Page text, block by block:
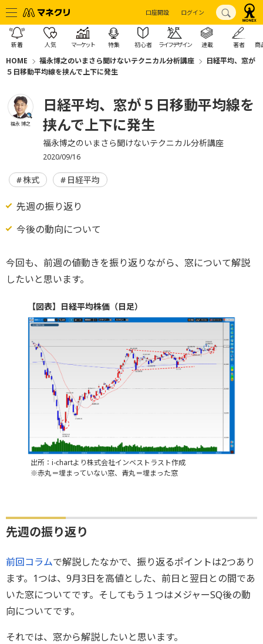
口座開設 ログイン
新着 人気 マーケット 特集 初心者 ライフデザイン 連載 著者 商
HOME 福永博之のいまさら聞けないテクニカル分析講座
日経平均、窓が
５日移動平均線を挟んで上下に発生
福永 博之
日経平均、窓が５日移動平均線を
挟んで上下に発生
福永博之のいまさら聞けないテクニカル分析講座
2020/09/16
株式 日経平均
先週の振り返り
今後の動向について
今回も、前週の値動きを振り返りながら、窓について解説
したいと思います。
【図表】日経平均株価（日足）
出所：i-chartより株式会社インベストラスト作成
※赤丸＝埋まっていない窓、青丸＝埋まった窓
先週の振り返り
前回コラムで解説したなかで、振り返るポイントは2つあり
ます。1つは、9月3日を高値とした、前日と翌日との間であ
いた窓についてです。そしてもう１つはメジャーSQ後の動
向についてです。
それでは、窓から解説したいと思います。